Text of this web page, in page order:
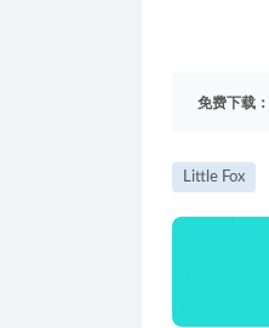
免费下载：
Little Fox